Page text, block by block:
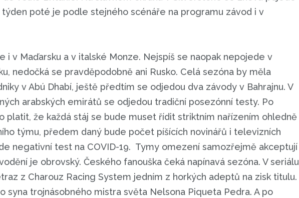
týden poté je podle stejného scénáře na programu závod i v
i v Maďarsku a v italské Monze. Nejspíš se naopak nepojede v
nedočká se pravděpodobně ani Rusko. Celá sezóna by měla
v Abú Dhabí, ještě předtím se odjedou dva závody v Bahrajnu. V
arabských emirátů se odjedou tradiční posezónní testy. Po
platit, že každá stáj se bude muset řídit striktním nařízením ohledně
týmu, předem daný bude počet píšících novinářů i televizních
negativní test na COVID-19. Tymy omezení samozřejmě akceptují
je obrovský. Českého fanouška čeká napínavá sezóna. V seriálu
z Charouz Racing System jedním z horkých adeptů na zisk titulu.
syna trojnásobného mistra světa Nelsona Piqueta Pedra. A po